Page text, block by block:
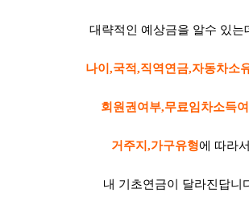
대략적인 예상금을 알수 있는
나이,국적,직역연금,자동차소
회원권여부,무료임차소득
거주지,가구유형에 따라서
내 기초연금이 달라진답니